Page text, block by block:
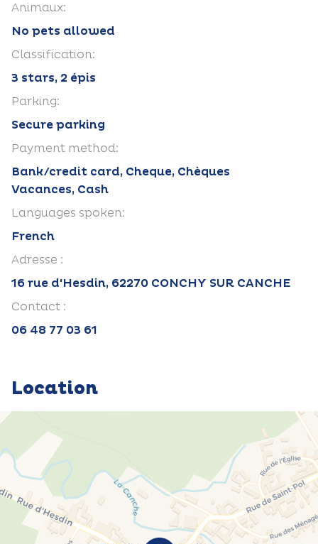
Animaux:
No pets allowed
Classification:
3 stars, 2 épis
Parking:
Secure parking
Payment method:
Bank/credit card, Cheque, Chèques
Vacances, Cash
Languages spoken:
French
Adresse :
16 rue d'Hesdin, 62270 CONCHY SUR CANCHE
Contact :
06 48 77 03 61
Location